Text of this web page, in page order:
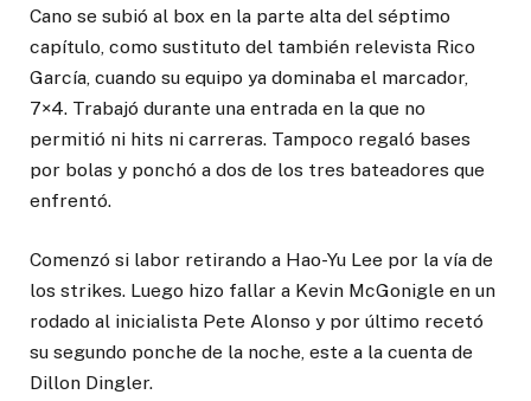
Cano se subió al box en la parte alta del séptimo
capítulo, como sustituto del también relevista Rico
García, cuando su equipo ya dominaba el marcador,
7×4. Trabajó durante una entrada en la que no
permitió ni hits ni carreras. Tampoco regaló bases
por bolas y ponchó a dos de los tres bateadores que
enfrentó.
Comenzó si labor retirando a Hao-Yu Lee por la vía de
los strikes. Luego hizo fallar a Kevin McGonigle en un
rodado al inicialista Pete Alonso y por último recetó
su segundo ponche de la noche, este a la cuenta de
Dillon Dingler.